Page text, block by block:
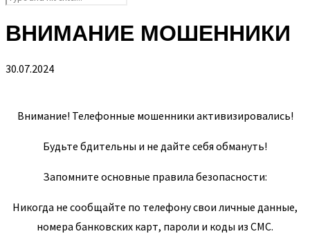
ВНИМАНИЕ МОШЕННИКИ
30.07.2024
Внимание! Телефонные мошенники активизировались!
Будьте бдительны и не дайте себя обмануть!
Запомните основные правила безопасности:
Никогда не сообщайте по телефону свои личные данные,
номера банковских карт, пароли и коды из СМС.